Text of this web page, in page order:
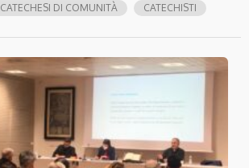
CATECHESI DI COMUNITÀ CATECHISTI